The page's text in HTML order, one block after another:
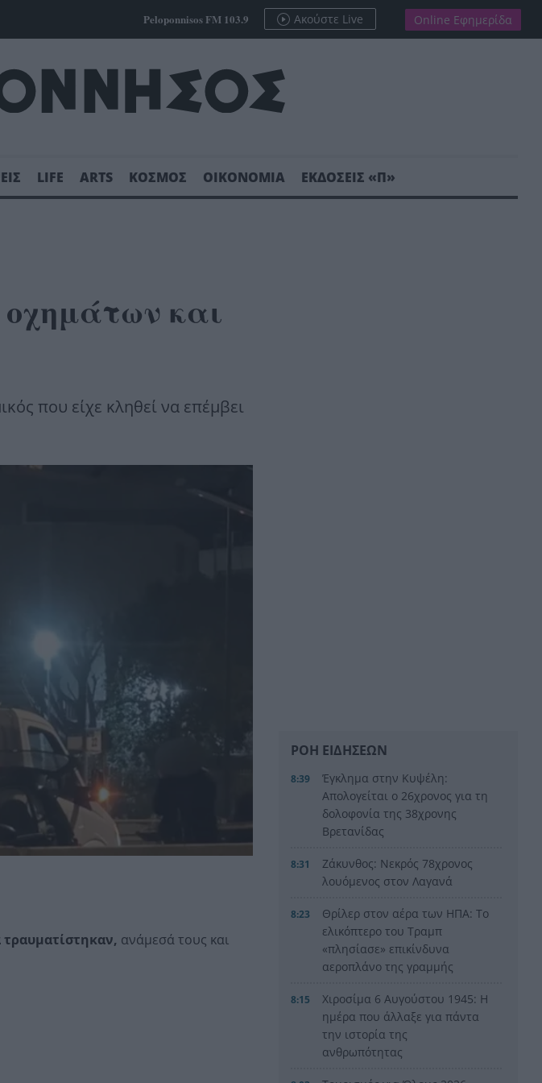
Peloponnisos FM 103.9 Ακούστε Live Online Εφημερίδα
LIFE ARTS ΚΟΣΜΟΣ ΟΙΚΟΝΟΜΙΑ ΕΚΔΟΣΕΙΣ «Π»
και
που είχε κληθεί να επέμβει
ανάμεσά τους και
ΡΟΗ ΕΙΔΗΣΕΩΝ
8:39
Έγκλημα στην Κυψέλη:
Απολογείται ο 26χρονος για τη
δολοφονία της 38χρονης
Βρετανίδας
8:31
Ζάκυνθος: Νεκρός 78χρονος
λουόμενος στον Λαγανά
8:23
Θρίλερ στον αέρα των ΗΠΑ: Το
ελικόπτερο του Τραμπ
«πλησίασε» επικίνδυνα
αεροπλάνο της γραμμής
8:15
Χιροσίμα 6 Αυγούστου 1945: Η
ημέρα που άλλαξε για πάντα
την ιστορία της
ανθρωπότητας